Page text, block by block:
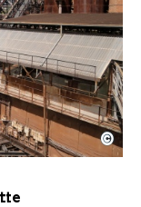
Hütte mit
Hütte | Karl
©